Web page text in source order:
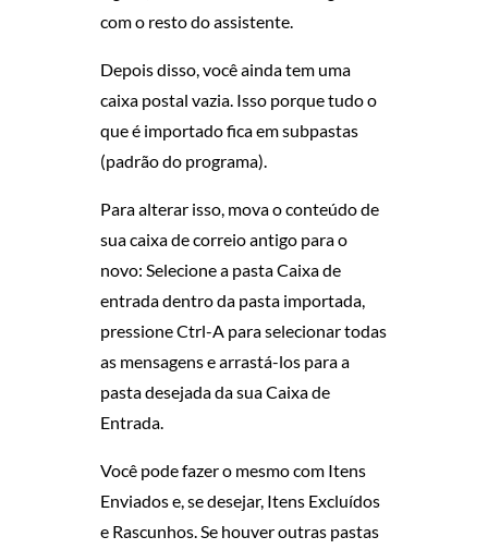
com o resto do assistente.
Depois disso, você ainda tem uma
caixa postal vazia. Isso porque tudo o
que é importado fica em subpastas
(padrão do programa).
Para alterar isso, mova o conteúdo de
sua caixa de correio antigo para o
novo: Selecione a pasta Caixa de
entrada dentro da pasta importada,
pressione Ctrl-A para selecionar todas
as mensagens e arrastá-los para a
pasta desejada da sua Caixa de
Entrada.
Você pode fazer o mesmo com Itens
Enviados e, se desejar, Itens Excluídos
e Rascunhos. Se houver outras pastas